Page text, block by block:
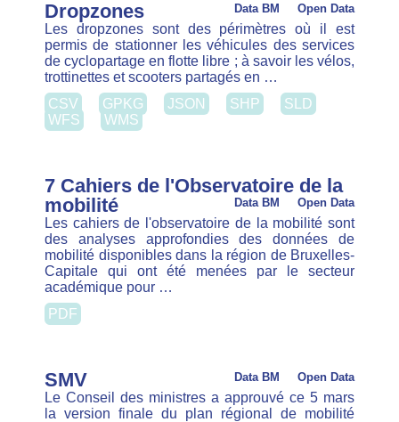
PDF
Enquêtes spécifiques auprès des
utilisateurs de l’autopartage en
Région bruxelloise
utilisateurs de services d’autopartage en région
bruxelloise. Il dresse un portrait de leurs
caractéristiques socio-démographiques, de …
PDF
Voiries régionales
(généralement les axes les plus structurants) et
communales (généralement les voiries à caractère
local). A peu près …